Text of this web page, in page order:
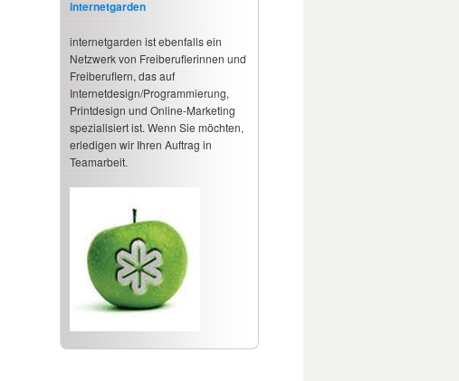
internetgarden
internetgarden ist ebenfalls ein
Netzwerk von Freiberuflerinnen und
Freiberuflern, das auf
Internetdesign/Programmierung,
Printdesign und Online-Marketing
spezialisiert ist. Wenn Sie möchten,
erledigen wir Ihren Auftrag in
Teamarbeit.